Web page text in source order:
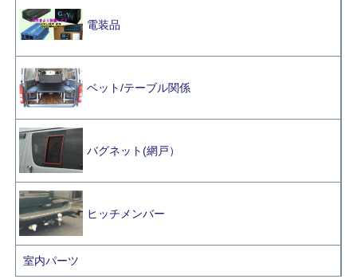
電装品
ベット/テーブル関係
バグネット(網戸）
ヒッチメンバー
室内パーツ